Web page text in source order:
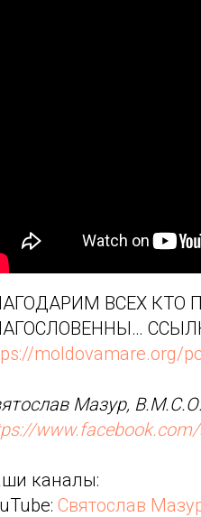
ВСЕХ КТО
moldovamare.org/
Мазур,
каналы:
Святослав